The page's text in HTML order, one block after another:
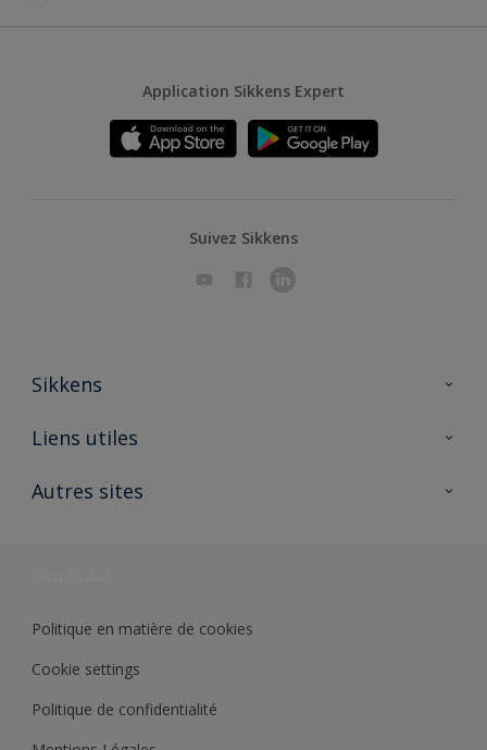
Application Sikkens Expert
Suivez Sikkens
Sikkens
A propos de Sikkens
Liens utiles
Ouvrir un magasin PASS
Autres sites
Politique en matière de cookies
Cookie settings
Politique de confidentialité